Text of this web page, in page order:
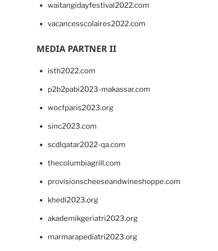
waitangidayfestival2022.com
vacancesscolaires2022.com
MEDIA PARTNER II
isth2022.com
p2b2pabi2023-makassar.com
wocfparis2023.org
sinc2023.com
scdlqatar2022-qa.com
thecolumbiagrill.com
provisionscheeseandwineshoppe.com
khedi2023.org
akademikgeriatri2023.org
marmarapediatri2023.org